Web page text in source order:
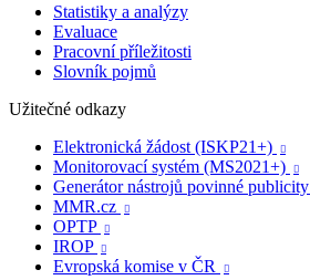
Statistiky a analýzy
Evaluace
Pracovní příležitosti
Slovník pojmů
Užitečné odkazy
Elektronická žádost (ISKP21+)

Monitorovací systém (MS2021+) 
Generátor nástrojů povinné publicity
MMR.cz 
OPTP 
IROP 
Evropská komise v ČR 